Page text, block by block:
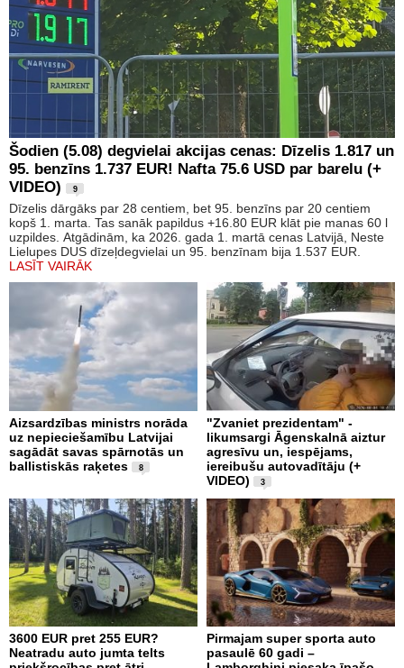
Šodien (5.08) degvielai akcijas cenas: Dīzelis 1.817 un
95. benzīns 1.737 EUR! Nafta 75.6 USD par barelu (+
VIDEO)
9
Dīzelis dārgāks par 28 centiem, bet 95. benzīns par 20 centiem
kopš 1. marta. Tas sanāk papildus +16.80 EUR klāt pie manas 60 l
uzpildes. Atgādinām, ka 2026. gada 1. martā cenas Latvijā, Neste
Lielupes DUS dīzeļdegvielai un 95. benzīnam bija 1.537 EUR.
LASĪT VAIRĀK
Aizsardzības ministrs norāda
uz nepieciešamību Latvijai
sagādāt savas spārnotās un
ballistiskās raķetes
8
"Zvaniet prezidentam" -
likumsargi Āgenskalnā aiztur
agresīvu un, iespējams,
iereibušu autovadītāju (+
VIDEO)
3
3600 EUR pret 255 EUR?
Neatradu auto jumta telts
Pirmajam super sporta auto
pasaulē 60 gadi –